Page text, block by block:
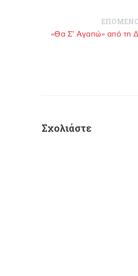
«Θα Σ’ Αγαπώ» από τη
Σχολιάστε